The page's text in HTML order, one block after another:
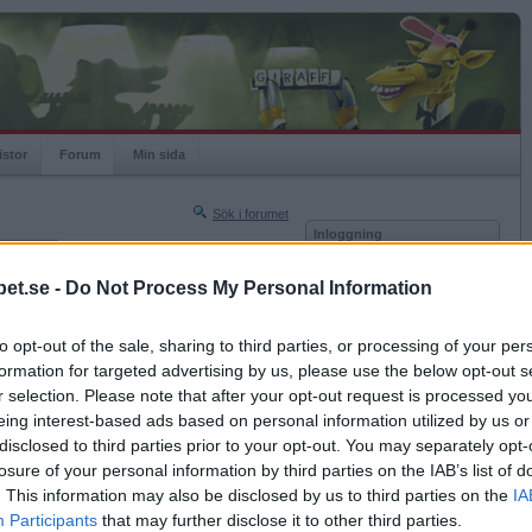
- Do Not Process My Personal Information
opt-out of the sale, sharing to third parties, or processing of your
for targeted advertising by us, please use the below opt-out
selection. Please note that after your opt-out request is processed
interest-based ads based on personal information utilized by us
to third parties prior to your opt-out. You may separately
of your personal information by third parties on the IAB’s list of
This information may also be disclosed by us to third parties on the
Participants that may further disclose it to other third parties.
Forum Min sida
Sök i forumet
Nästa sida »
2017-05-17 19:26
igång
Inloggning
Kom ihåg mig
Glömt ditt lösenord?
Få ny aktiveringslänk
Betapet är gratis!